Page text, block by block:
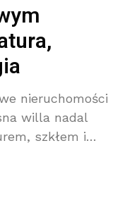
nieruchomości
willa nadal
szkłem i
odchodzi